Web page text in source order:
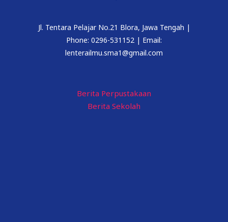
Jl. Tentara Pelajar No.21 Blora, Jawa Tengah |
Phone: 0296-531152 | Email:
lenterailmu.sma1@gmail.com
Berita Perpustakaan
Berita Sekolah